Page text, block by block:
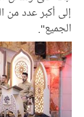
إلى أكبر عدد من
الجميع".